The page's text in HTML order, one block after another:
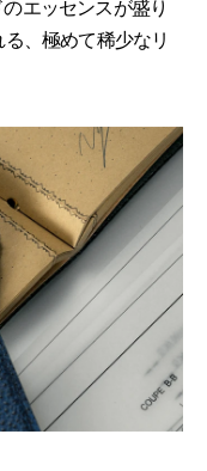
エッセンスが盛り
、極めて稀少なリ